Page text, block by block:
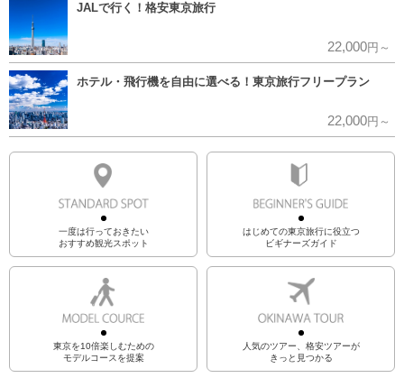
JALで行く！格安東京旅行
22,000円～
ホテル・飛行機を自由に選べる！東京旅行フリープラン
22,000円～
一度は行っておきたい
おすすめ観光スポット
はじめての東京旅行に役立つ
ビギナーズガイド
東京を10倍楽しむための
モデルコースを提案
人気のツアー、格安ツアーが
きっと見つかる